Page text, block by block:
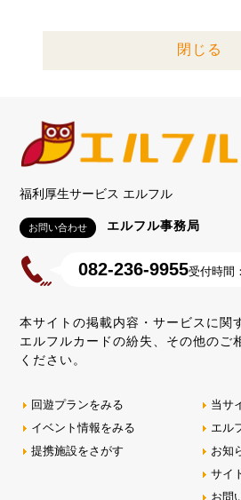
閉じる
福利厚生サービス エルフル
お問い合わせ エルフル事務局
082-236-9955受付時間
本サイトの掲載内容・サービスに関
エルフルカードの紛失、その他のご
ください。
回遊プランをみる
イベント情報をみる
提携施設をさがす
当サ
エル
お知
サイ
お問